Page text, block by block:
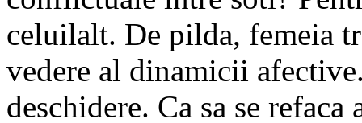
celuilalt. De pilda, femeia
vedere al dinamicii
deschidere. Ca sa se